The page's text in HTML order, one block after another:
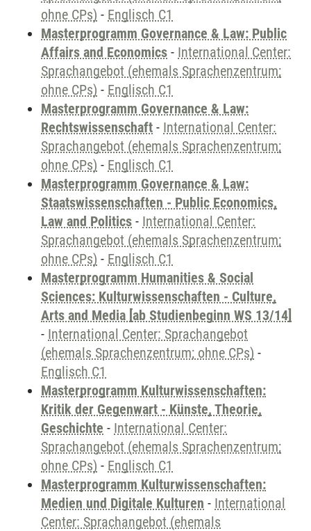
ohne CPs) - Englisch C1
Masterprogramm Governance & Law: Public
Affairs and Economics - International Center:
Sprachangebot (ehemals Sprachenzentrum;
ohne CPs) - Englisch C1
Masterprogramm Governance & Law:
Rechtswissenschaft - International Center:
Sprachangebot (ehemals Sprachenzentrum;
ohne CPs) - Englisch C1
Masterprogramm Governance & Law:
Staatswissenschaften - Public Economics,
Law and Politics - International Center:
Sprachangebot (ehemals Sprachenzentrum;
ohne CPs) - Englisch C1
Masterprogramm Humanities & Social
Sciences: Kulturwissenschaften - Culture,
Arts and Media [ab Studienbeginn WS 13/14]
- International Center: Sprachangebot
(ehemals Sprachenzentrum; ohne CPs) -
Englisch C1
Masterprogramm Kulturwissenschaften:
Kritik der Gegenwart - Künste, Theorie,
Geschichte - International Center:
Sprachangebot (ehemals Sprachenzentrum;
ohne CPs) - Englisch C1
Masterprogramm Kulturwissenschaften:
Medien und Digitale Kulturen - International
Center: Sprachangebot (ehemals